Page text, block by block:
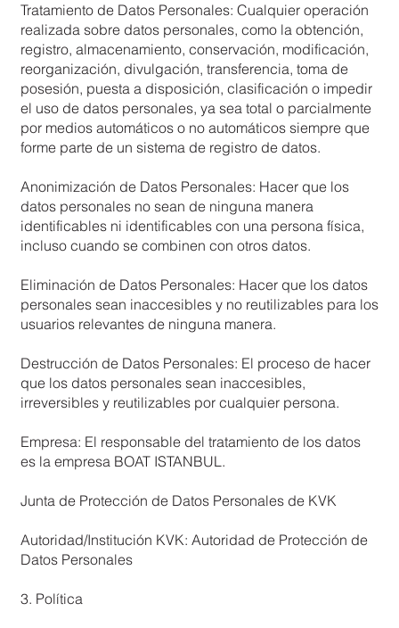
Tratamiento de Datos Personales: Cualquier operación
realizada sobre datos personales, como la obtención,
registro, almacenamiento, conservación, modificación,
reorganización, divulgación, transferencia, toma de
posesión, puesta a disposición, clasificación o impedir
el uso de datos personales, ya sea total o parcialmente
por medios automáticos o no automáticos siempre que
forme parte de un sistema de registro de datos.
Anonimización de Datos Personales: Hacer que los
datos personales no sean de ninguna manera
identificables ni identificables con una persona física,
incluso cuando se combinen con otros datos.
Eliminación de Datos Personales: Hacer que los datos
personales sean inaccesibles y no reutilizables para los
usuarios relevantes de ninguna manera.
Destrucción de Datos Personales: El proceso de hacer
que los datos personales sean inaccesibles,
irreversibles y reutilizables por cualquier persona.
Empresa: El responsable del tratamiento de los datos
es la empresa BOAT ISTANBUL.
Junta de Protección de Datos Personales de KVK
Autoridad/Institución KVK: Autoridad de Protección de
Datos Personales
3. Política